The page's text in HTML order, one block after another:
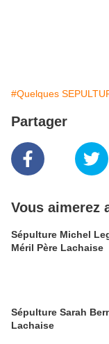
#Quelques
Partager
Vous aimerez
Sépulture Michel
Méril Père Lachaise
Sépulture Sarah
Lachaise